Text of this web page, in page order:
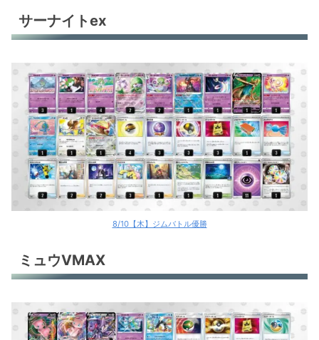
サーナイトex
8/10【木】ジムバトル優勝
ミュウVMAX